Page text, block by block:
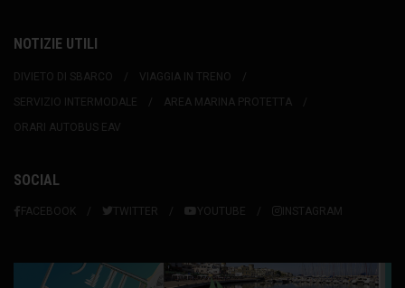
NOTIZIE UTILI
DIVIETO DI SBARCO
VIAGGIA IN TRENO
SERVIZIO INTERMODALE
AREA MARINA PROTETTA
ORARI AUTOBUS EAV
SOCIAL
FACEBOOK TWITTER YOUTUBE INSTAGRAM